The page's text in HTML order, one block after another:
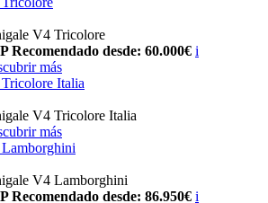
V4 Tricolore
Recomendado desde: 60.000€ i
más
Italia
V4 Tricolore Italia
más
V4 Lamborghini
Recomendado desde: 86.950€ i